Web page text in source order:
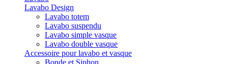
Lavabo Design
Lavabo totem
Lavabo suspendu
Lavabo simple vasque
Lavabo double vasque
Accessoire pour lavabo et vasque
Bonde et Siphon